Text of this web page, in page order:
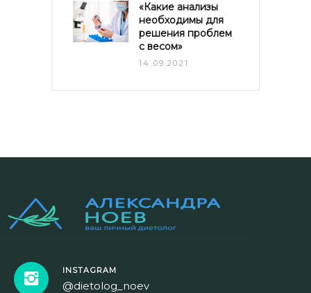
«Какие анализы
необходимы для
решения проблем
с весом»
14.09.2021
INSTAGRAM
@dietolog_noev